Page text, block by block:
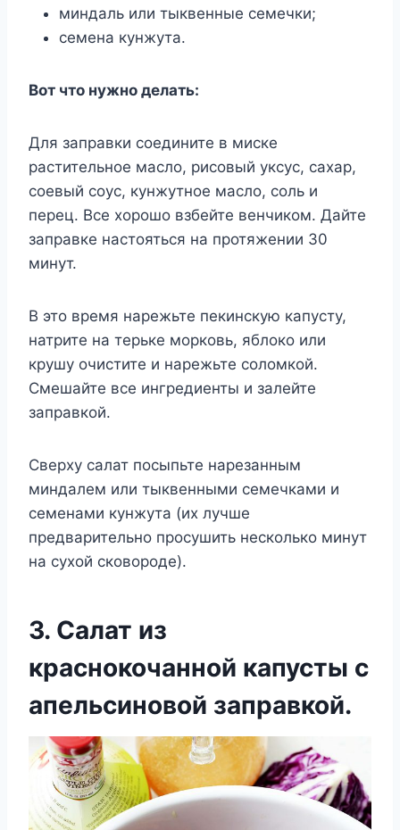
миндаль или тыквенные семечки;
семена кунжута.
Вот что нужно делать:
Для заправки соедините в миске
растительное масло, рисовый уксус, сахар,
соевый соус, кунжутное масло, соль и
перец. Все хорошо взбейте венчиком. Дайте
заправке настояться на протяжении 30
минут.
В это время нарежьте пекинскую капусту,
натрите на терьке морковь, яблоко или
крушу очистите и нарежьте соломкой.
Смешайте все ингредиенты и залейте
заправкой.
Сверху салат посыпьте нарезанным
миндалем или тыквенными семечками и
семенами кунжута (их лучше
предварительно просушить несколько минут
на сухой сковороде).
3. Салат из
краснокочанной капусты с
апельсиновой заправкой.